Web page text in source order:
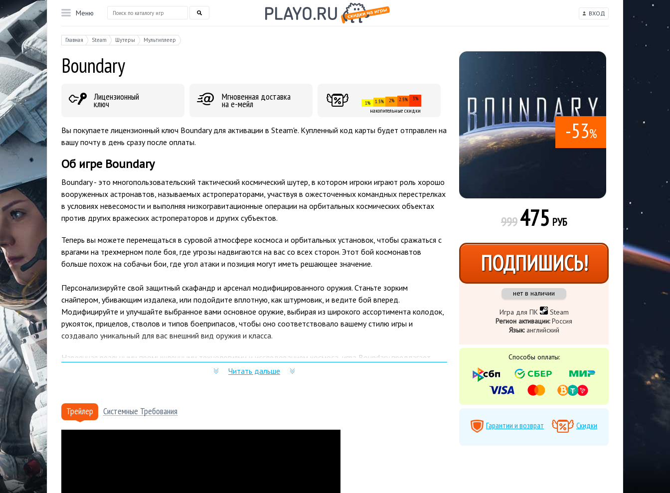
ВХОД
Меню
Главная Steam Шутеры Мультиплеер
Boundary
Лицензионный
ключ
Мгновенная доставка
на е-мейл 1% 1.5% 2% 2.5% 3%
накопительные скидки
Вы покупаете лицензионный ключ Boundary для активации в Steam'e. Купленный код карты будет отправлен на
вашу почту в день сразу после оплаты.
Об игре Boundary
Boundary - это многопользовательский тактический космический шутер, в котором игроки играют роль хорошо
вооруженных астронавтов, называемых астроператорами, участвуя в ожесточенных командных перестрелках
в условиях невесомости и выполняя низкогравитационные операции на орбитальных космических объектах
против других вражеских астроператоров и других субъектов.
Теперь вы можете перемещаться в суровой атмосфере космоса и орбитальных установок, чтобы сражаться с
врагами на трехмерном поле боя, где угрозы надвигаются на вас со всех сторон. Этот бой космонавтов
больше похож на собачьи бои, где угол атаки и позиция могут иметь решающее значение.
Персонализируйте свой защитный скафандр и арсенал модифицированного оружия. Станьте зорким
снайпером, убивающим издалека, или подойдите вплотную, как штурмовик, и ведите бой вперед.
Модифицируйте и улучшайте выбранное вами основное оружие, выбирая из широкого ассортимента колодок,
рукояток, прицелов, стволов и типов боеприпасов, чтобы оно соответствовало вашему стилю игры и
создавало уникальный для вас внешний вид оружия и класса.
Навеянная реальными промышленными технологиями и исследованием космоса, игра Boundary предлагает
разнообразный выбор многопользовательских карт, включая поле обломков, усеянное обломками, солнечную
Настраиваемое оружие, несколько боевых классов на выбор, включая боевых медиков, снайперов, поддержку,
а также использование специальных устройств, таких как захватный крюк, для навигации по сложным картам
Читать дальше
Трейлер Системные Требования
-53%
999475 РУБ
ПОДПИШИСЬ!
нет в наличии
Игра для ПК
Steam
Регион активации:Россия
Язык:английский
Способы оплаты:
Гарантии и возврат Скидки